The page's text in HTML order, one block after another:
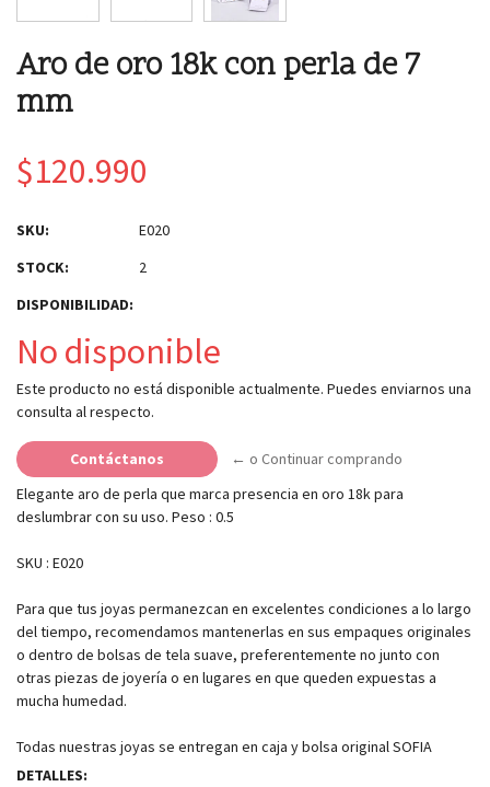
Aro de oro 18k con perla de 7
mm
$120.990
SKU:
E020
STOCK:
2
DISPONIBILIDAD:
No disponible
Este producto no está disponible actualmente. Puedes enviarnos una
consulta al respecto.
Contáctanos
← o Continuar comprando
Elegante aro de perla que marca presencia en oro 18k para
deslumbrar con su uso. Peso : 0.5
SKU : E020
Para que tus joyas permanezcan en excelentes condiciones a lo largo
del tiempo, recomendamos mantenerlas en sus empaques originales
o dentro de bolsas de tela suave, preferentemente no junto con
otras piezas de joyería o en lugares en que queden expuestas a
mucha humedad.
Todas nuestras joyas se entregan en caja y bolsa original SOFIA
DETALLES: